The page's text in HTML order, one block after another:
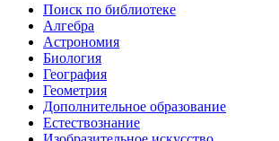
Поиск по библиотеке
Алгебра
Астрономия
Биология
География
Геометрия
Дополнительное образование
Естествознание